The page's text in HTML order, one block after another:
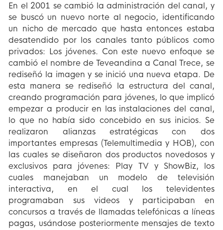
En el 2001 se cambió la administración del canal, y
se buscó un nuevo norte al negocio, identificando
un nicho de mercado que hasta entonces estaba
desatendido por los canales tanto públicos como
privados: Los jóvenes. Con este nuevo enfoque se
cambió el nombre de Teveandina a Canal Trece, se
rediseñó la imagen y se inició una nueva etapa. De
esta manera se rediseñó la estructura del canal,
creando programación para jóvenes, lo que implicó
empezar a producir en las instalaciones del canal,
lo que no había sido concebido en sus inicios. Se
realizaron alianzas estratégicas con dos
importantes empresas (Telemultimedia y HOB), con
las cuales se diseñaron dos productos novedosos y
exclusivos para jóvenes: Play TV y ShowBiz, los
cuales manejaban un modelo de televisión
interactiva, en el cual los televidentes
programaban sus videos y participaban en
concursos a través de llamadas telefónicas a líneas
pagas, usándose posteriormente mensajes de texto